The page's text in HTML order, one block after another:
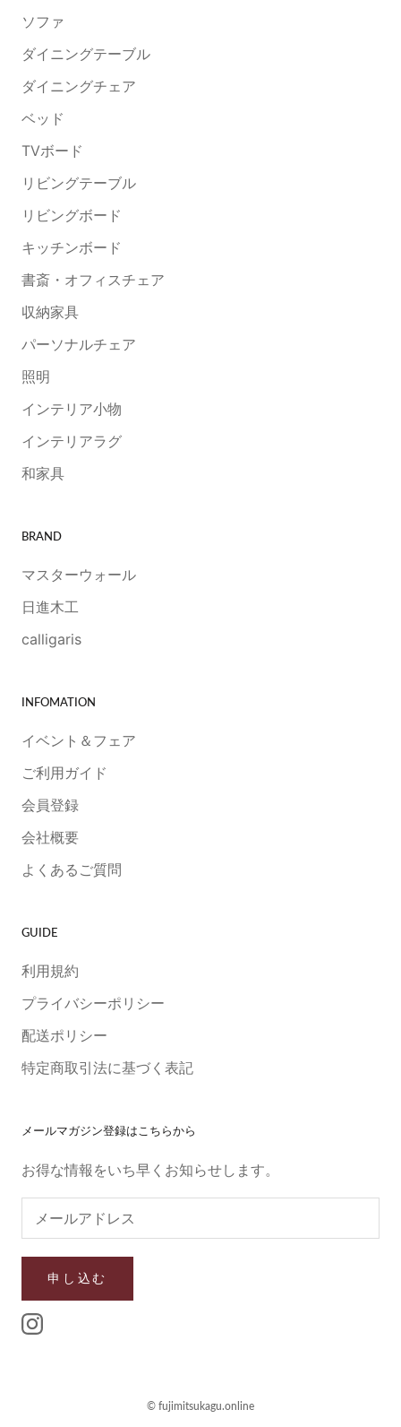
ソファ
ダイニングテーブル
ダイニングチェア
ベッド
TVボード
リビングテーブル
リビングボード
キッチンボード
書斎・オフィスチェア
収納家具
パーソナルチェア
照明
インテリア小物
インテリアラグ
和家具
BRAND
マスターウォール
日進木工
calligaris
INFOMATION
イベント＆フェア
ご利用ガイド
会員登録
会社概要
よくあるご質問
GUIDE
利用規約
プライバシーポリシー
配送ポリシー
特定商取引法に基づく表記
メールマガジン登録はこちらから
お得な情報をいち早くお知らせします。
申し込む
© fujimitsukagu.online